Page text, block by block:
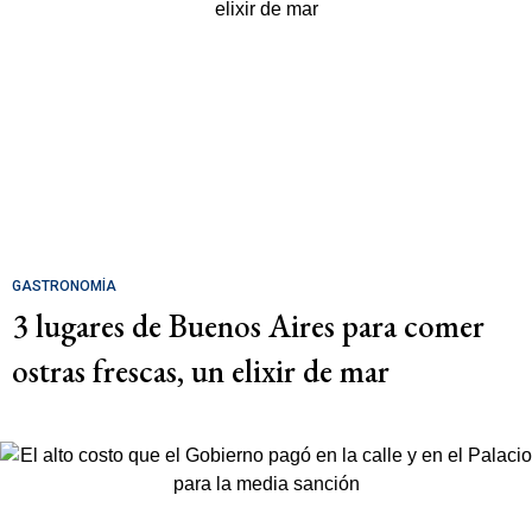
GASTRONOMÍA
3 lugares de Buenos Aires para comer
ostras frescas, un elixir de mar